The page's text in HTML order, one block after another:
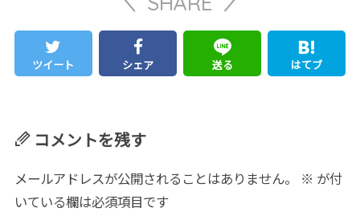
ツイート シェア 送る はてブ
コメントを残す
メールアドレスが公開されることはありません。 ※ が付
いている欄は必須項目です